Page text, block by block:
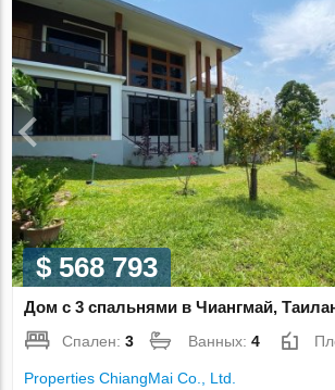
$ 568 793
Дом с 3 спальнями в Чиангмай,
Спален:3 Ванных:4
Properties ChiangMai Co., Ltd.